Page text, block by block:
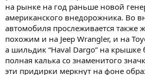
на рынке на год раньше новой
американского внедорожника. Во
автомобиля прослеживается также
похожим и на Jeep Wrangler, и на
а шильдик “Haval Dargo” на
полная калька со знаменитого
эти придирки меркнут на фоне